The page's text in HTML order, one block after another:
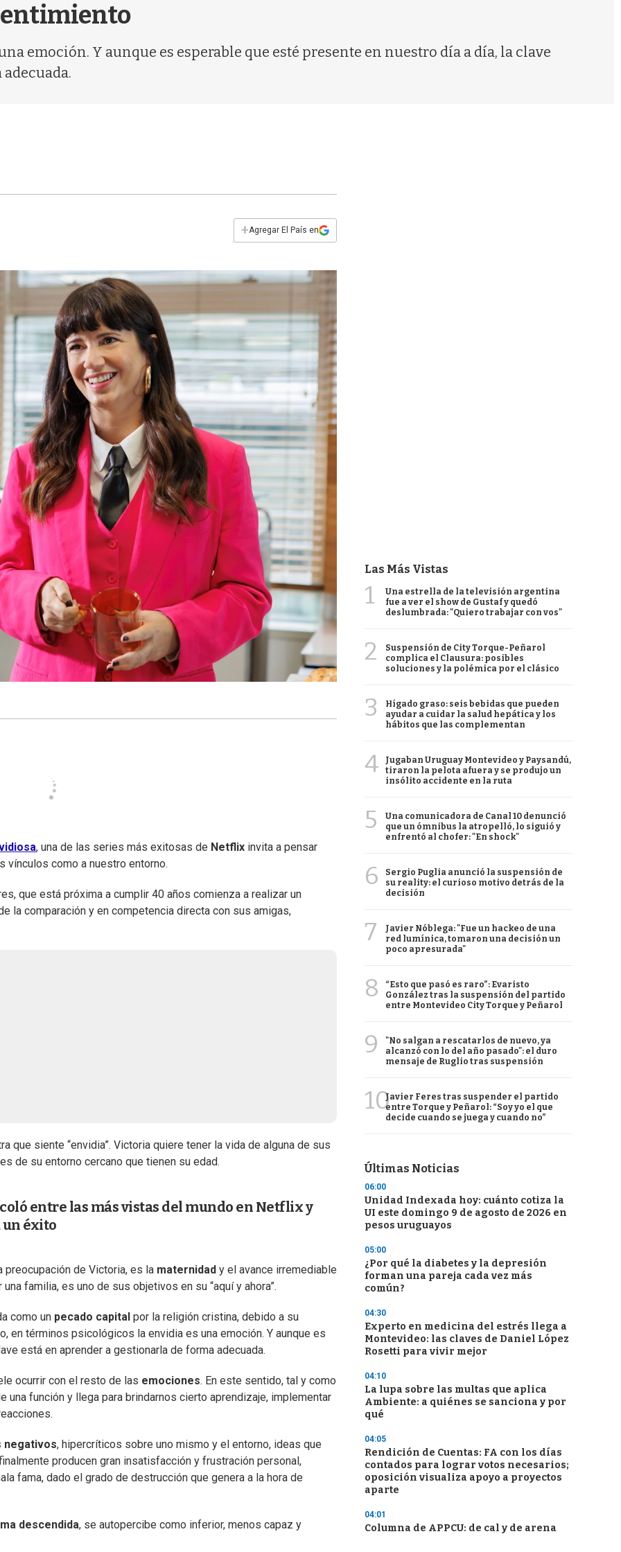
emoción. Y aunque es esperable que esté presente en nuestro día a día, la clave
+Agregar El País en
, una de las series más exitosas de Netflix invita a pensar
vínculos como a nuestro entorno.
que está próxima a cumplir 40 años comienza a realizar un
la comparación y en competencia directa con sus amigas,
que siente “envidia”. Victoria quiere tener la vida de alguna de sus
de su entorno cercano que tienen su edad.
entre las más vistas del mundo en Netflix y
un éxito
preocupación de Victoria, es la maternidad y el avance irremediable
familia, es uno de sus objetivos en su “aquí y ahora”.
como un pecado capital por la religión cristina, debido a su
en términos psicológicos la envidia es una emoción. Y aunque es
está en aprender a gestionarla de forma adecuada.
ocurrir con el resto de las emociones. En este sentido, tal y como
función y llega para brindarnos cierto aprendizaje, implementar
negativos, hipercríticos sobre uno mismo y el entorno, ideas que
producen gran insatisfacción y frustración personal,
fama, dado el grado de destrucción que genera a la hora de
descendida, se autopercibe como inferior, menos capaz y
Las Más Vistas
1
Una estrella de la televisión argentina
fue a ver el show de Gustaf y quedó
deslumbrada: "Quiero trabajar con vos"
2
Suspensión de City Torque-Peñarol
complica el Clausura: posibles
soluciones y la polémica por el clásico
3
Hígado graso: seis bebidas que pueden
ayudar a cuidar la salud hepática y los
hábitos que las complementan
4
Jugaban Uruguay Montevideo y Paysandú,
tiraron la pelota afuera y se produjo un
insólito accidente en la ruta
5
Una comunicadora de Canal 10 denunció
que un ómnibus la atropelló, lo siguió y
enfrentó al chofer: "En shock"
6
Sergio Puglia anunció la suspensión de
su reality: el curioso motivo detrás de la
decisión
7
Javier Nóblega: "Fue un hackeo de una
red lumínica, tomaron una decisión un
poco apresurada"
8
“Esto que pasó es raro”: Evaristo
González tras la suspensión del partido
entre Montevideo City Torque y Peñarol
9
"No salgan a rescatarlos de nuevo, ya
alcanzó con lo del año pasado": el duro
mensaje de Ruglio tras suspensión
10Javier Feres tras suspender el partido
entre Torque y Peñarol: “Soy yo el que
decide cuando se juega y cuando no”
Últimas Noticias
06:00
Unidad Indexada hoy: cuánto cotiza la
UI este domingo 9 de agosto de 2026 en
pesos uruguayos
05:00
¿Por qué la diabetes y la depresión
forman una pareja cada vez más
común?
04:30
Experto en medicina del estrés llega a
Montevideo: las claves de Daniel López
Rosetti para vivir mejor
04:10
La lupa sobre las multas que aplica
Ambiente: a quiénes se sanciona y por
qué
04:05
Rendición de Cuentas: FA con los días
contados para lograr votos necesarios;
oposición visualiza apoyo a proyectos
aparte
04:01
Columna de APPCU: de cal y de arena